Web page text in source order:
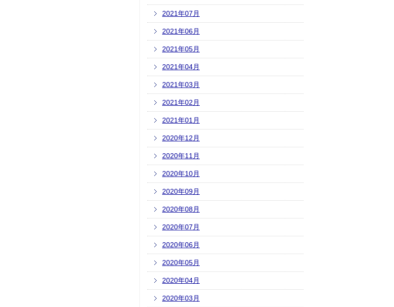
2021年07月
2021年06月
2021年05月
2021年04月
2021年03月
2021年02月
2021年01月
2020年12月
2020年11月
2020年10月
2020年09月
2020年08月
2020年07月
2020年06月
2020年05月
2020年04月
2020年03月